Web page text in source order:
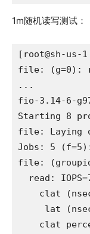
1m随机读写测试：
[root@sh-
file: (g=0):
...
fio-3.14-6-
Starting 8
file: Laying
Jobs: 5 (f=5):
file:
read:
clat
lat
clat